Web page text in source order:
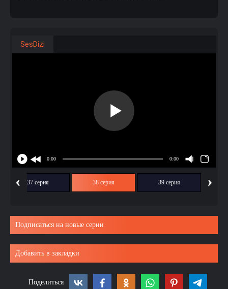
SesDizi
‹ 37 серия 38 серия 39 серия ›
Подписаться на новые серии
Добавить в закладки
Поделиться